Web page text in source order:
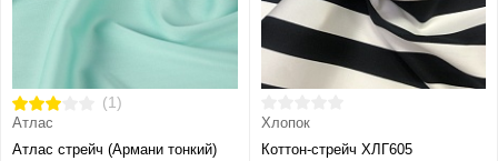
(1)
Атлас
Атлас стрейч (Армани тонкий)
Хлопок
Коттон-стрейч ХЛГ605